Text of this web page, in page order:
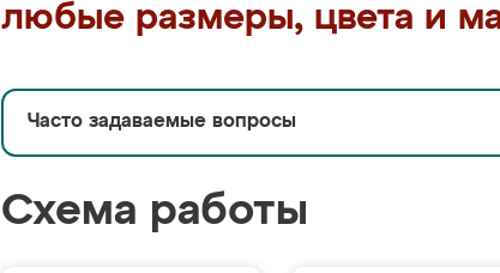
любые размеры, цвета и
Часто задаваемые вопросы
Схема работы